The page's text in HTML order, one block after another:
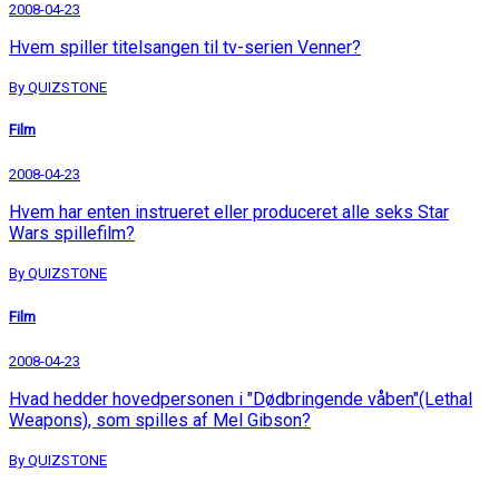
2008-04-23
Hvem spiller titelsangen til tv-serien Venner?
By QUIZSTONE
Film
2008-04-23
Hvem har enten instrueret eller produceret alle seks Star
Wars spillefilm?
By QUIZSTONE
Film
2008-04-23
Hvad hedder hovedpersonen i "Dødbringende våben"(Lethal
Weapons), som spilles af Mel Gibson?
By QUIZSTONE